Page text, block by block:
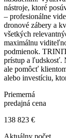
nástroje, ktoré
– profesionálne
dronové zábery a
všetkých
maximálnu
podmienok.
prístup a ľudskosť.
ale pomôcť
alebo investíciu,
Priemerná
predajná cena
138 823 €
Aktuálny počet